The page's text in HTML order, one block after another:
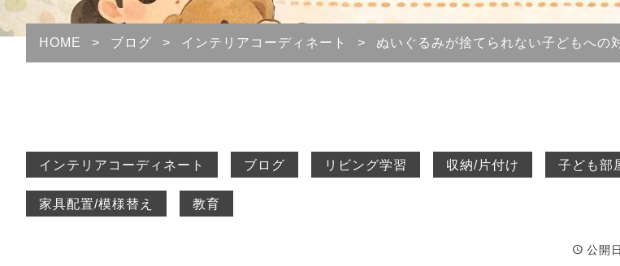
HOME > ブログ > インテリアコーディネート > ぬいぐるみが捨てられない子どもへの
インテリアコーディネート ブログ リビング学習 収納/片付け 子ども部
家具配置/模様替え 教育
公開日